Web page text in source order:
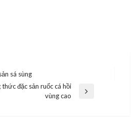
sá sùng
đặc sản ruốc cá hồi
vùng cao